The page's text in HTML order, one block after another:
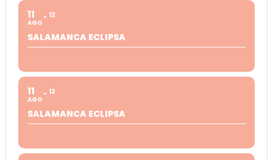
11
AGO
12
SALAMANCA ECLIPSA
11
AGO
12
SALAMANCA ECLIPSA